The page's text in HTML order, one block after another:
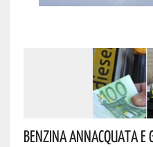
Benzina Annacquata E